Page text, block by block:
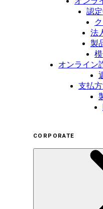
認
法
製
オンライン
支払
CORPORATE